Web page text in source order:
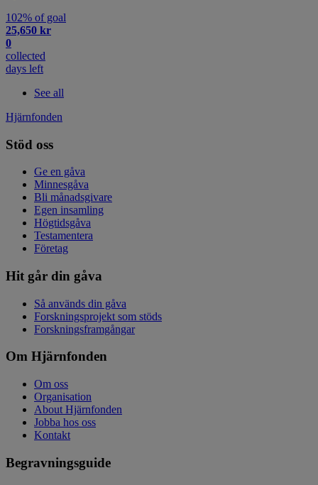
102% of goal
25,650 kr
0
collected
days left
See all
Hjärnfonden
Stöd oss
Ge en gåva
Minnesgåva
Bli månadsgivare
Egen insamling
Högtidsgåva
Testamentera
Företag
Hit går din gåva
Så används din gåva
Forskningsprojekt som stöds
Forskningsframgångar
Om Hjärnfonden
Om oss
Organisation
About Hjärnfonden
Jobba hos oss
Kontakt
Begravningsguide